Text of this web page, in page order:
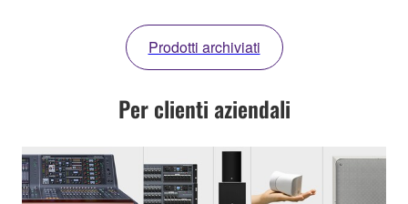
Prodotti archiviati
Per clienti aziendali